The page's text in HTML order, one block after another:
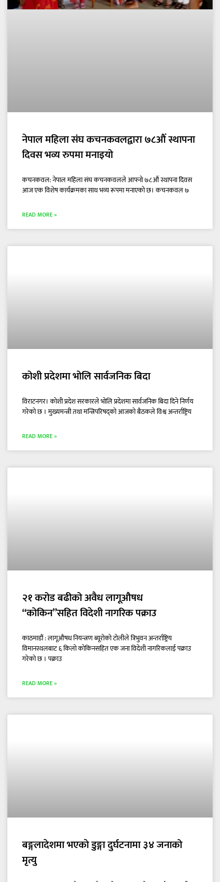
नेपाल महिला संघ कचनकवलद्वारा ७८औं स्थापना
दिवस भव्य रुपमा मनाइयो
कचनकवल: नेपाल महिला संघ कचनकवलले आफ्नो ७८औं स्थापना दिवस
आज एक विशेष कार्यक्रमका साथ भव्य रूपमा मनाएको छ। कचनकवल ७
READ MORE »
कोशी प्रदेशमा भोलि सार्वजनिक बिदा
विराटनगर। कोशी प्रदेश सरकारले भोलि प्रदेशमा सार्वजनिक बिदा दिने निर्णय
गरेको छ । मुख्यमन्त्री तथा मन्त्रिपरिषद्को आजको बैठकले विश्व अन्तर्राष्ट्रिय
READ MORE »
२१ करोड बढीको अवैध लागूऔषध
“कोकिन”सहित विदेशी नागरिक पक्राउ
काठमाडौं : लागूऔषध नियन्त्रण ब्यूरोको टोलीले त्रिभुवन अन्तर्राष्ट्रिय
विमानस्थलबाट ६ किलो कोकिनसहित एक जना विदेशी नागरिकलाई पक्राउ
गरेको छ । पक्राउ
READ MORE »
बङ्गलादेशमा भएकाे डुङ्गा दुर्घटनामा ३४ जनाको
मृत्यु